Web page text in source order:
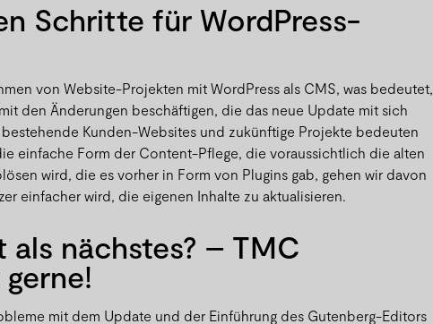
Schritte für WordPress-
von Website-Projekten mit WordPress als CMS, was bedeutet,
den Änderungen beschäftigen, die das neue Update mit sich
Kunden-Websites und zukünftige Projekte bedeuten
einfache Form der Content-Pflege, die voraussichtlich die alten
wird, die es vorher in Form von Plugins gab, gehen wir davon
einfacher wird, die eigenen Inhalte zu aktualisieren.
als nächstes? – TMC
mit dem Update und der Einführung des Gutenberg-Editors